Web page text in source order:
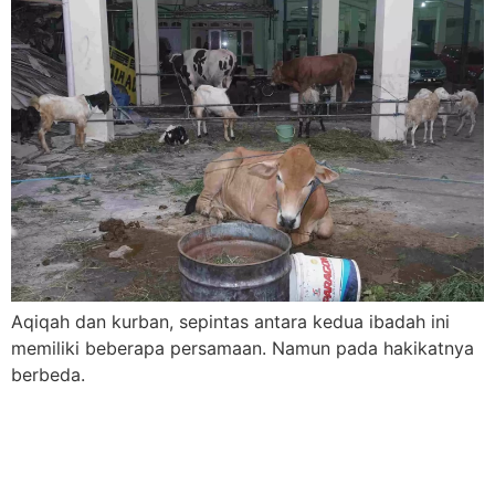
Aqiqah dan kurban, sepintas antara kedua ibadah ini
memiliki beberapa persamaan. Namun pada hakikatnya
berbeda.